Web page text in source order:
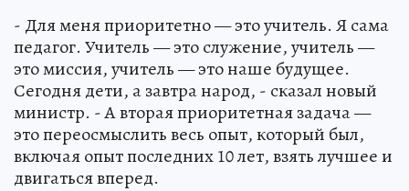
- Для меня приоритетно — это учитель. Я сама
педагог. Учитель — это служение, учитель —
это миссия, учитель — это наше будущее.
Сегодня дети, а завтра народ, - сказал новый
министр. - А вторая приоритетная задача —
это переосмыслить весь опыт, который был,
включая опыт последних 10 лет, взять лучшее и
двигаться вперед.